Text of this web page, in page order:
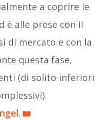
a coprire le
è alle prese con il
di mercato e con la
questa fase,
(di solito inferiori
.